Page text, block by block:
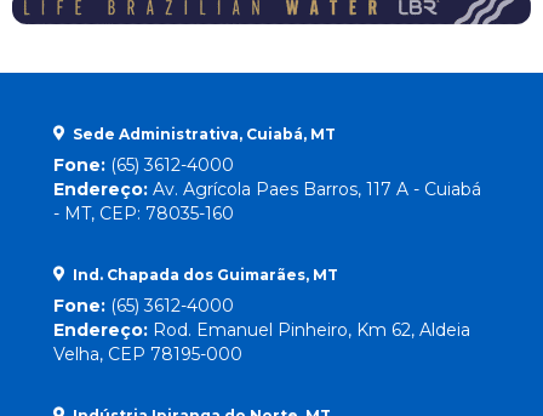
Sede Administrativa, Cuiabá, MT
Fone: (65) 3612-4000
Endereço: Av. Agrícola Paes Barros, 117 A - Cuiabá
- MT, CEP: 78035-160
Ind. Chapada dos Guimarães, MT
Fone: (65) 3612-4000
Endereço: Rod. Emanuel Pinheiro, Km 62, Aldeia
Velha, CEP 78195-000